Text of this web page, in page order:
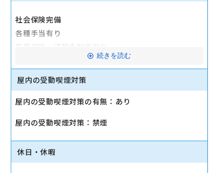
社会保険完備
各種手当有り
医療保険・退職金制度有り
交通費全額支給
産休・育休実績あり
続きを読む
屋内の受動喫煙対策
屋内の受動喫煙対策の有無：あり
屋内の受動喫煙対策：禁煙
休日・休暇